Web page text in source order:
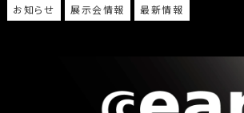
お知らせ 展示会情報 最新情報